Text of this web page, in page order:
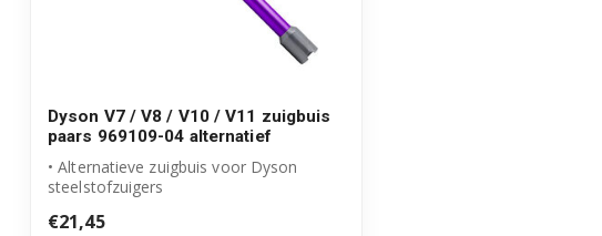
Dyson V7 / V8 / V10 / V11 zuigbuis
paars 969109-04 alternatief
• Alternatieve zuigbuis voor Dyson
steelstofzuigers
€21,45